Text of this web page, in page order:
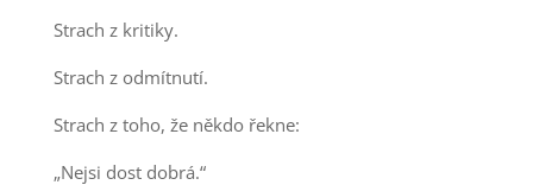
Strach z kritiky.
Strach z odmítnutí.
Strach z toho, že někdo řekne:
„Nejsi dost dobrá.“